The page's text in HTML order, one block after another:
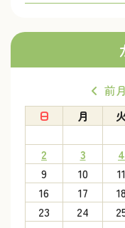
前月
日
月
2
3 4
9
10 11
16
17 18
23
24